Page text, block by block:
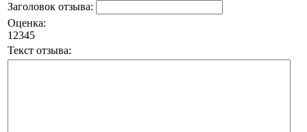
Заголовок отзыва:
Оценка:
1 2345
Текст отзыва: